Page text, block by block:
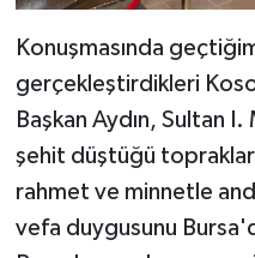
Konuşmasında
gerçekleştirdikleri
Başkan Aydın, Sultan
şehit düştüğü
rahmet ve minnetle
vefa duygusunu